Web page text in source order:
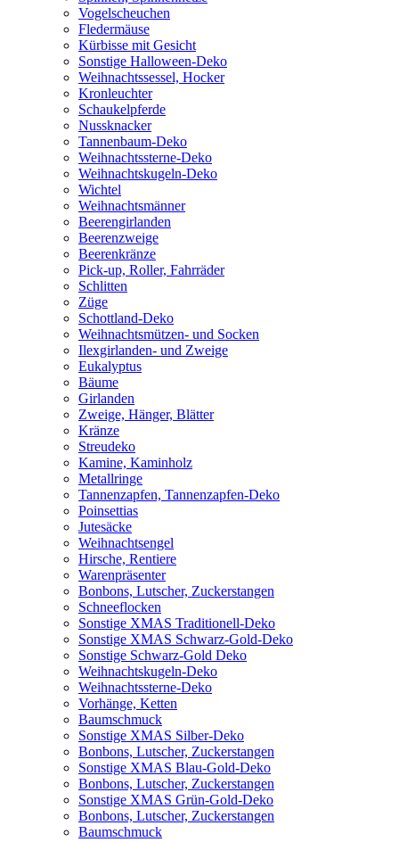
Vogelscheuchen
Fledermäuse
Kürbisse mit Gesicht
Sonstige Halloween-Deko
Weihnachtssessel, Hocker
Kronleuchter
Schaukelpferde
Nussknacker
Tannenbaum-Deko
Weihnachtssterne-Deko
Weihnachtskugeln-Deko
Wichtel
Weihnachtsmänner
Beerengirlanden
Beerenzweige
Beerenkränze
Pick-up, Roller, Fahrräder
Schlitten
Züge
Schottland-Deko
Weihnachtsmützen- und Socken
Ilexgirlanden- und Zweige
Eukalyptus
Bäume
Girlanden
Zweige, Hänger, Blätter
Kränze
Streudeko
Kamine, Kaminholz
Metallringe
Tannenzapfen, Tannenzapfen-Deko
Poinsettias
Jutesäcke
Weihnachtsengel
Hirsche, Rentiere
Warenpräsenter
Bonbons, Lutscher, Zuckerstangen
Schneeflocken
Sonstige XMAS Traditionell-Deko
Sonstige XMAS Schwarz-Gold-Deko
Sonstige Schwarz-Gold Deko
Weihnachtskugeln-Deko
Weihnachtssterne-Deko
Vorhänge, Ketten
Baumschmuck
Sonstige XMAS Silber-Deko
Bonbons, Lutscher, Zuckerstangen
Sonstige XMAS Blau-Gold-Deko
Bonbons, Lutscher, Zuckerstangen
Sonstige XMAS Grün-Gold-Deko
Bonbons, Lutscher, Zuckerstangen
Baumschmuck